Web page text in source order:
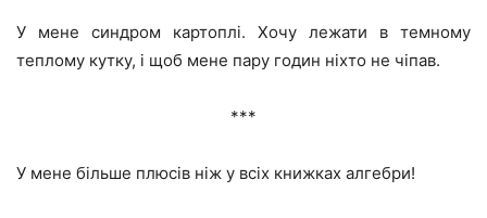
У мене синдром картоплі. Хочу лежати в темному
теплому кутку, і щоб мене пару годин ніхто не чіпав.
***
У мене більше плюсів ніж у всіх книжках алгебри!